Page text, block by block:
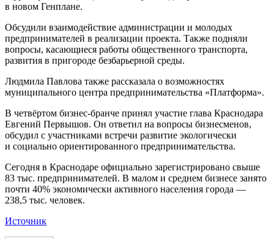
в новом Генплане.
Обсудили взаимодействие администрации и молодых
предпринимателей в реализации проекта. Также подняли
вопросы, касающиеся работы общественного транспорта,
развития в пригороде безбарьерной среды.
Людмила Павлова также рассказала о возможностях
муниципального центра предпринимательства «Платформа».
В четвёртом бизнес-бранче принял участие глава Краснодара
Евгений Первышов. Он ответил на вопросы бизнесменов,
обсудил с участниками встречи развитие экологически
и социально ориентированного предпринимательства.
Сегодня в Краснодаре официально зарегистрировано свыше
83 тыс. предпринимателей. В малом и среднем бизнесе занято
почти 40% экономически активного населения города —
238,5 тыс. человек.
Источник